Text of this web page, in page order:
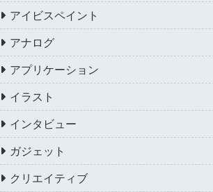
アイビスペイント
アナログ
アプリケーション
イラスト
インタビュー
ガジェット
クリエイティブ